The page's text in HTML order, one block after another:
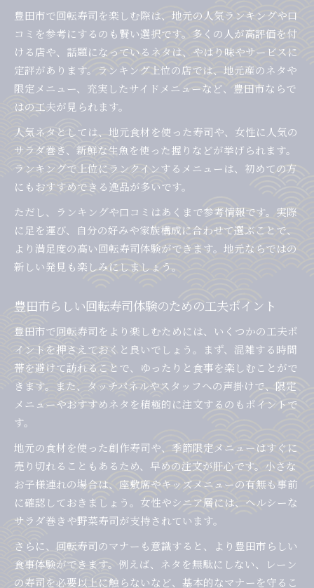
豊田市で回転寿司を楽しむ際は、地元の人気ランキングや口
コミを参考にするのも賢い選択です。多くの人が高評価を付
ける店や、話題になっているネタは、やはり味やサービスに
定評があります。ランキング上位の店では、地元産のネタや
限定メニュー、充実したサイドメニューなど、豊田市ならで
はの工夫が見られます。
人気ネタとしては、地元食材を使った寿司や、女性に人気の
サラダ巻き、新鮮な生魚を使った握りなどが挙げられます。
ランキングで上位にランクインするメニューは、初めての方
にもおすすめできる逸品が多いです。
ただし、ランキングや口コミはあくまで参考情報です。実際
に足を運び、自分の好みや家族構成に合わせて選ぶことで、
より満足度の高い回転寿司体験ができます。地元ならではの
新しい発見も楽しみにしましょう。
豊田市らしい回転寿司体験のための工夫ポイント
豊田市で回転寿司をより楽しむためには、いくつかの工夫ポ
イントを押さえておくと良いでしょう。まず、混雑する時間
帯を避けて訪れることで、ゆったりと食事を楽しむことがで
きます。また、タッチパネルやスタッフへの声掛けで、限定
メニューやおすすめネタを積極的に注文するのもポイントで
す。
地元の食材を使った創作寿司や、季節限定メニューはすぐに
売り切れることもあるため、早めの注文が肝心です。小さな
お子様連れの場合は、座敷席やキッズメニューの有無も事前
に確認しておきましょう。女性やシニア層には、ヘルシーな
サラダ巻きや野菜寿司が支持されています。
さらに、回転寿司のマナーも意識すると、より豊田市らしい
食事体験ができます。例えば、ネタを無駄にしない、レーン
の寿司を必要以上に触らないなど、基本的なマナーを守るこ